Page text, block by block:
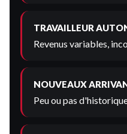
TRAVAILLEUR
Revenus variables,
NOUVEAUX
Peu ou pas